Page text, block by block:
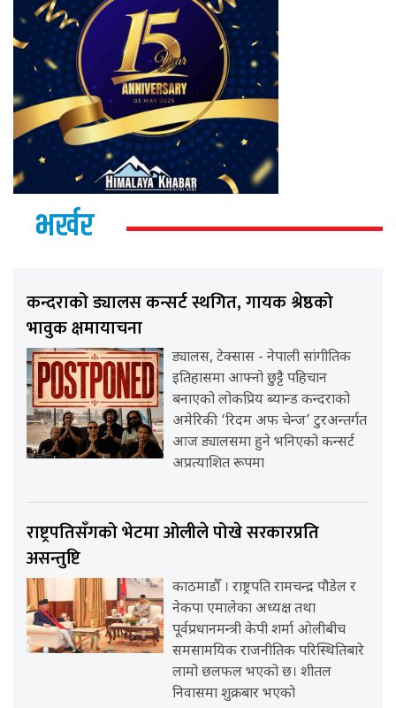
भर्खर
कन्दराको ड्यालस कन्सर्ट स्थगित, गायक श्रेष्ठको
भावुक क्षमायाचना
ड्यालस, टेक्सास - नेपाली सांगीतिक
इतिहासमा आफ्नो छुट्टै पहिचान
बनाएको लोकप्रिय ब्यान्ड कन्दराको
अमेरिकी ‘रिदम अफ चेन्ज’ टुरअन्तर्गत
आज ड्यालसमा हुने भनिएको कन्सर्ट
अप्रत्याशित रूपमा
राष्ट्रपतिसँगको भेटमा ओलीले पोखे सरकारप्रति
असन्तुष्टि
काठमाडौँ । राष्ट्रपति रामचन्द्र पौडेल र
नेकपा एमालेका अध्यक्ष तथा
पूर्वप्रधानमन्त्री केपी शर्मा ओलीबीच
समसामयिक राजनीतिक परिस्थितिबारे
लामो छलफल भएको छ। शीतल
निवासमा शुक्रबार भएको